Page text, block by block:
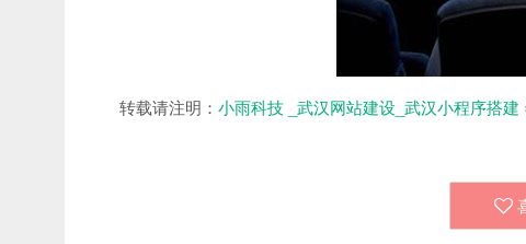
转载请注明： 小雨科技 _武汉网站建设_武汉小程序搭建